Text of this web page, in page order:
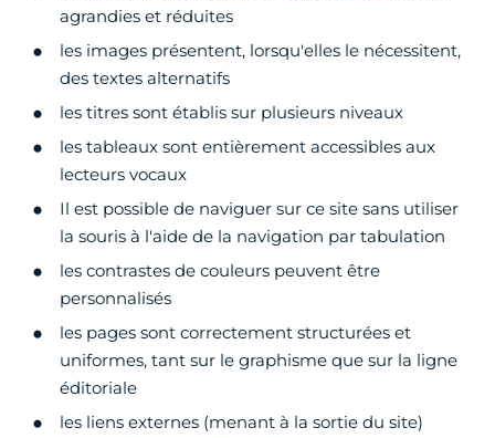
agrandies et réduites
les images présentent, lorsqu'elles le nécessitent,
des textes alternatifs
les titres sont établis sur plusieurs niveaux
les tableaux sont entièrement accessibles aux
lecteurs vocaux
Il est possible de naviguer sur ce site sans utiliser
la souris à l'aide de la navigation par tabulation
les contrastes de couleurs peuvent être
personnalisés
les pages sont correctement structurées et
uniformes, tant sur le graphisme que sur la ligne
éditoriale
les liens externes (menant à la sortie du site)